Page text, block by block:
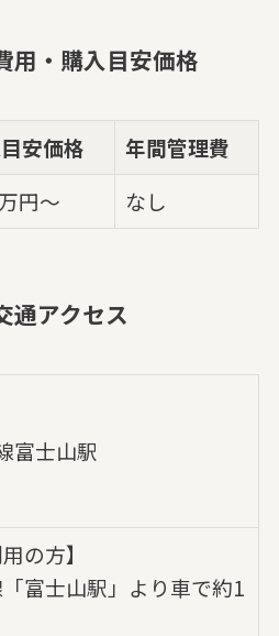
用・購入目安価格
安価格
年間管理費
円～ なし
通アクセス
富士山駅
の方】
「富士山駅」より車で約1